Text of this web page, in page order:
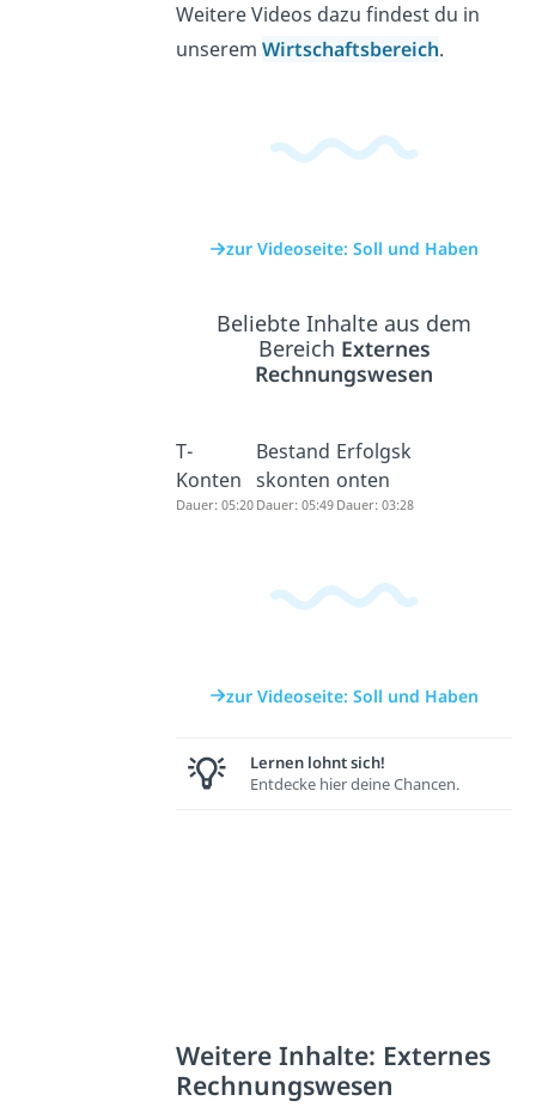
Weitere Videos dazu findest du in
unseremWirtschaftsbereich.
zur Videoseite: Soll und Haben
Beliebte Inhalte aus dem
Bereich Externes
Rechnungswesen
T-
Konten
Dauer: 05:20
Bestand
skonten
Dauer: 05:49
Erfolgsk
onten
Dauer: 03:28
zur Videoseite: Soll und Haben
Lernen lohnt sich!
Entdecke hier deine Chancen.
Weitere Inhalte: Externes
Rechnungswesen